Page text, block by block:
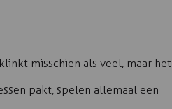
misschien als veel, maar het
pakt, spelen allemaal een